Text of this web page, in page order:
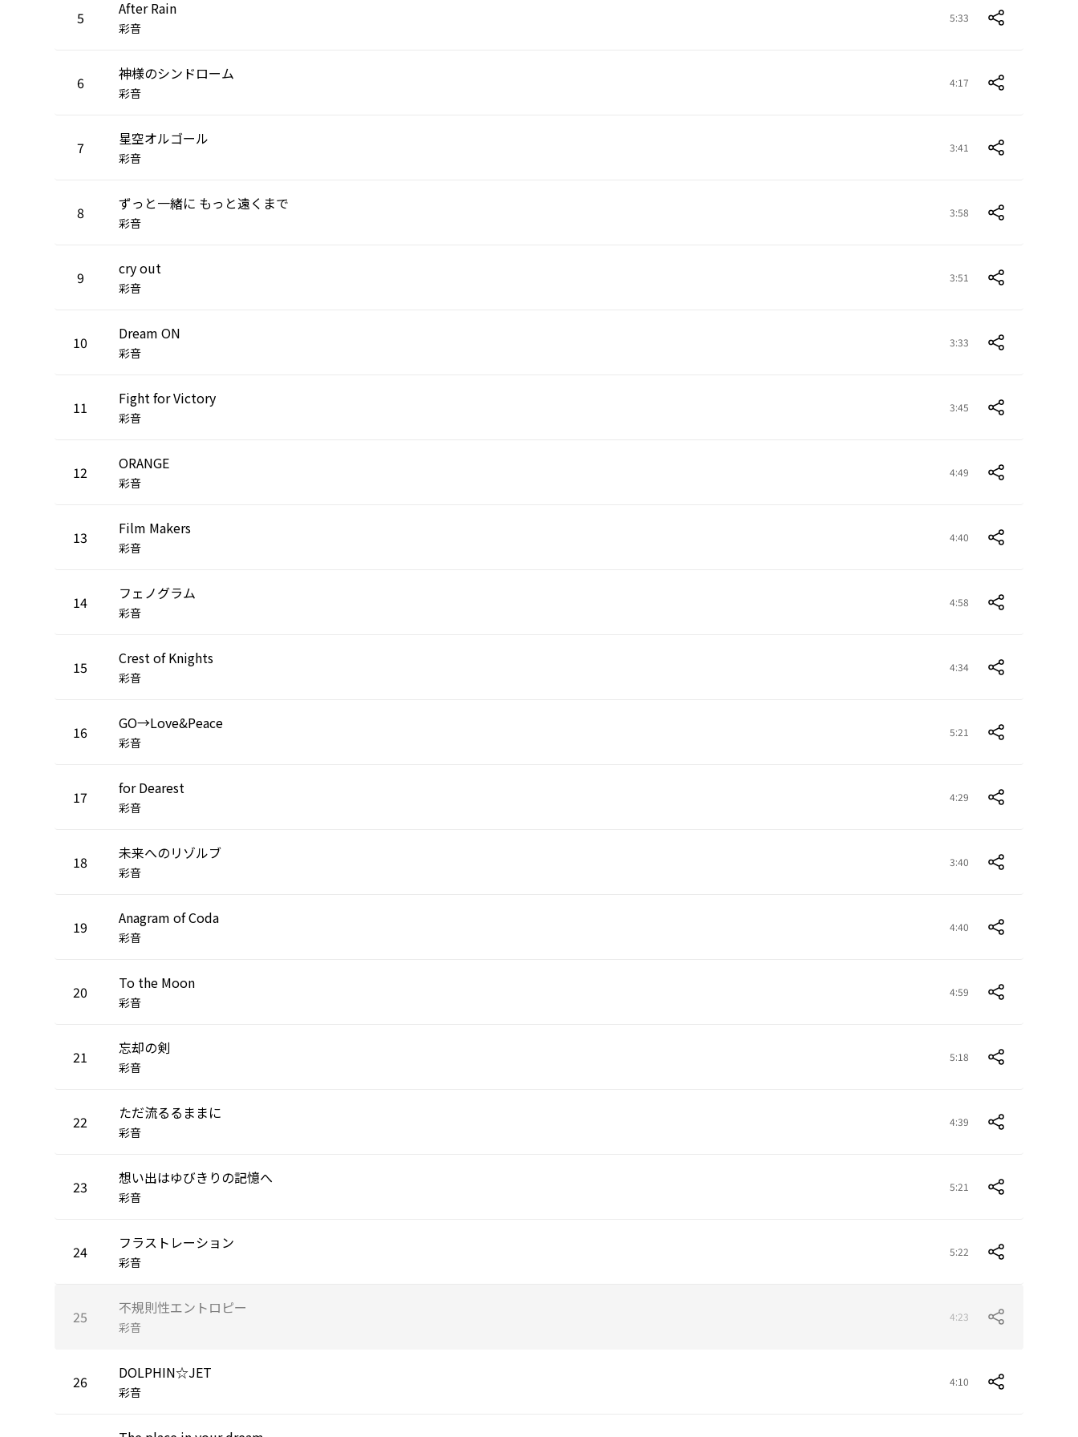
5 After Rain
彩音
5:33
6 神様のシンドローム
彩音
4:17
7 星空オルゴール
彩音
3:41
8 ずっと一緒に もっと遠くまで
彩音
3:58
9 cry out
彩音
3:51
10 Dream ON
彩音
3:33
11 Fight for Victory
彩音
3:45
12 ORANGE
彩音
4:49
13 Film Makers
彩音
4:40
14 フェノグラム
彩音
4:58
15 Crest of Knights
彩音
4:34
16 GO→Love&Peace
彩音
5:21
17 for Dearest
彩音
4:29
18 未来へのリゾルブ
彩音
3:40
19 Anagram of Coda
彩音
4:40
20 To the Moon
彩音
4:59
21 忘却の剣
彩音
5:18
22 ただ流るるままに
彩音
4:39
23 想い出はゆびきりの記憶へ
彩音
5:21
24 フラストレーション
彩音
5:22
25 不規則性エントロピー
彩音
4:23
26 DOLPHIN☆JET
彩音
4:10